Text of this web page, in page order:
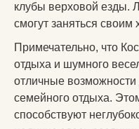
клубы верховой езды.
смогут заняться своим
Примечательно, что
отдыха и шумного
отличные возможности
семейного отдыха.
способствуют